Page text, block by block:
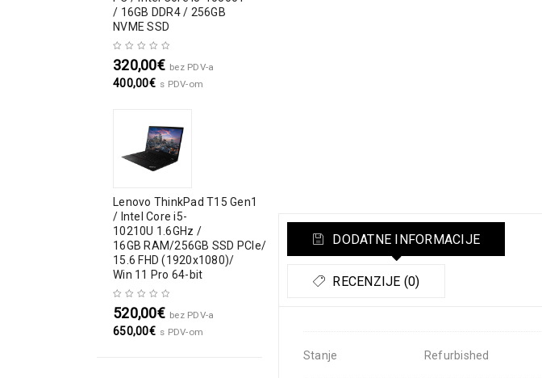
/ 16GB DDR4 / 256GB
NVME SSD
320,00€ bez PDV-a
400,00€ s PDV-om
Lenovo ThinkPad T15 Gen1
/ Intel Core i5-
10210U 1.6GHz /
16GB RAM/256GB SSD PCIe/
15.6 FHD (1920x1080)/
Win 11 Pro 64-bit
520,00€ bez PDV-a
650,00€ s PDV-om
DODATNE INFORMACIJE
RECENZIJE (0)
Stanje Refurbished